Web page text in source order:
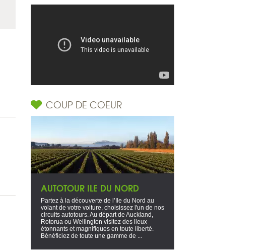
COUP DE COEUR
AUTOTOUR ILE DU NORD
Partez à la découverte de l’Ile du Nord au
volant de votre voiture, choisissez l'un de nos
circuits autotours. Au départ de Auckland,
Rotorua ou Wellington visitez des lieux
étonnants et magnifiques en toute liberté.
Bénéficiez de toute une gamme de ...